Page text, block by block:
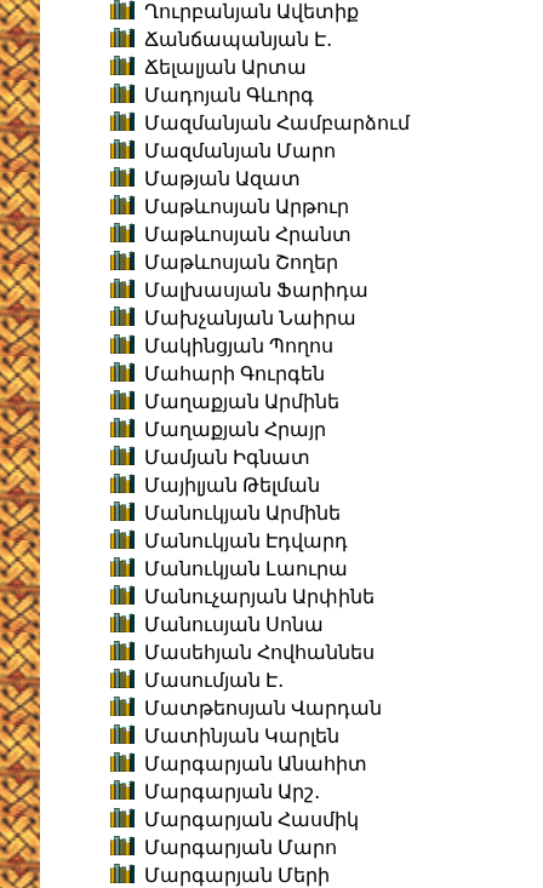
Ղուրբանյան Ավետիք
Ճանճապանյան Է․
Ճելալյան Արտա
Մադոյան Գևորգ
Մազմանյան Համբարձում
Մազմանյան Մարո
Մաթյան Ազատ
Մաթևոսյան Արթուր
Մաթևոսյան Հրանտ
Մաթևոսյան Շողեր
Մալխասյան Ֆարիդա
Մախչանյան Նաիրա
Մակինցյան Պողոս
Մահարի Գուրգեն
Մաղաքյան Արմինե
Մաղաքյան Հրայր
Մամյան Իգնատ
Մայիլյան Թելման
Մանուկյան Արմինե
Մանուկյան Էդվարդ
Մանուկյան Լաուրա
Մանուչարյան Արփինե
Մանուսյան Սոնա
Մասեհյան Հովհաննես
Մասումյան Է․
Մատթեոսյան Վարդան
Մատինյան Կարլեն
Մարգարյան Անահիտ
Մարգարյան Արշ․
Մարգարյան Հասմիկ
Մարգարյան Մարո
Մարգարյան Մերի